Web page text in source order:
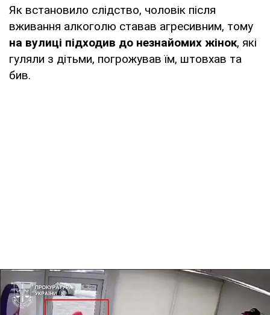
Як встановило слідство, чоловік після
вживання алкоголю ставав агресивним, тому
на вулиці підходив до незнайомих жінок, які
гуляли з дітьми, погрожував їм, штовхав та
бив.